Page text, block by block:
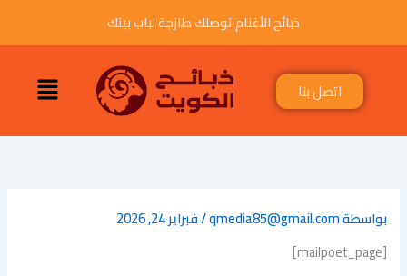
المحتوى
ذبائح الأغنام توصلك طازجة لباب بيتك
اتصل بنا القائمة
بواسطةqmedia85@gmail.com
/فبراير 24, 2026
[mailpoet_page]